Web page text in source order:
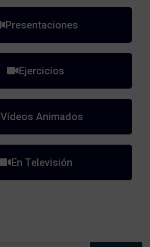
Presentaciones
Ejercicios
Vídeos Animados
En Televisión